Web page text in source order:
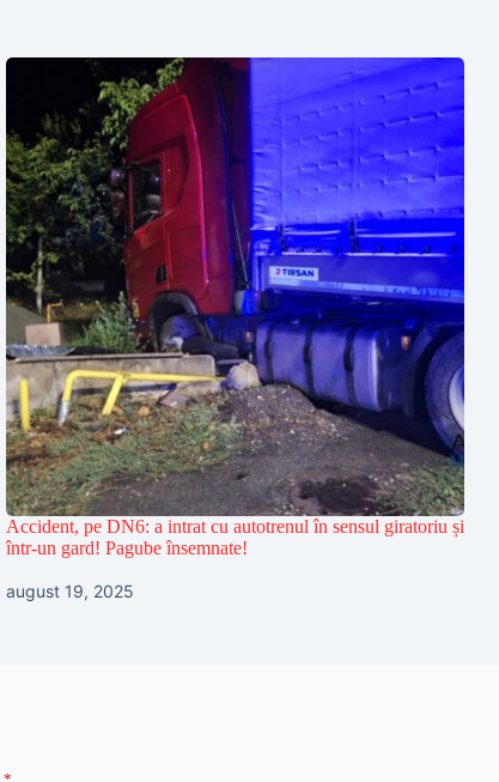
Accident, pe DN6: a intrat cu autotrenul în sensul giratoriu și
într-un gard! Pagube însemnate!
august 19, 2025